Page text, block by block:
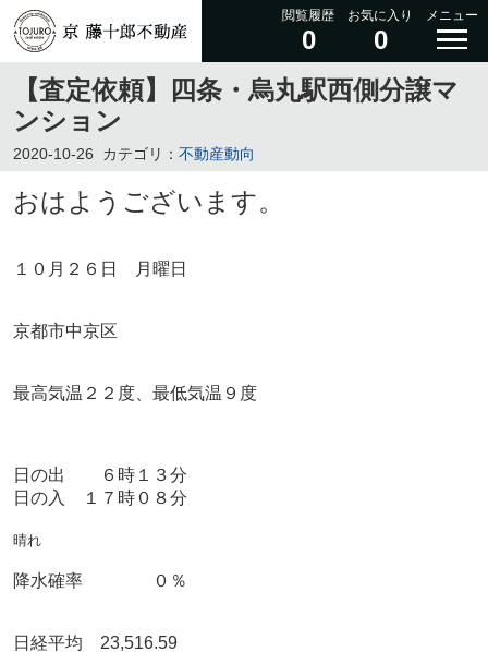
閲覧履歴
0
お気に入り
0
メニュー
【査定依頼】四条・烏丸駅西側分譲マ
ンション
2020-10-26 カテゴリ： 不動産動向
おはようございます。
１０月２６日 月曜日
京都市中京区
最高気温２２度、最低気温９度
日の出 ６時１３分
日の入 １７時０８分
晴れ
降水確率 ０％
日経平均 23,516.59